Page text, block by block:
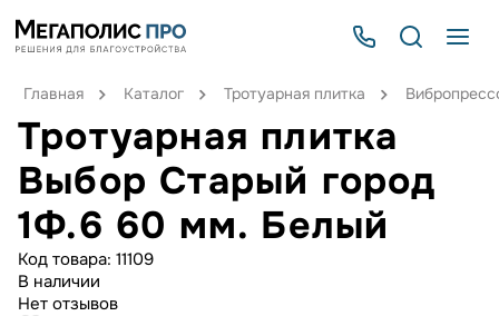
Главная Каталог Тротуарная плитка
Тротуарная плитка
Выбор Старый город
1Ф.6 60 мм. Белый
Код товара: 11109
В наличии
Нет отзывов